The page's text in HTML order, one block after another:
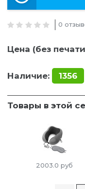
0
Цена (без
Наличие: 1356
Товары в этой
2003.0 руб